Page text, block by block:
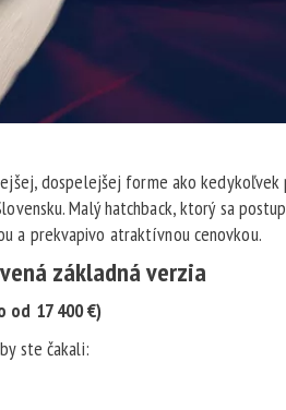
dospelejšej forme ako
Malý hatchback, ktorý sa
a prekvapivo atraktívnou cenovkou.
základná verzia
od 17 400 €)
ste čakali: